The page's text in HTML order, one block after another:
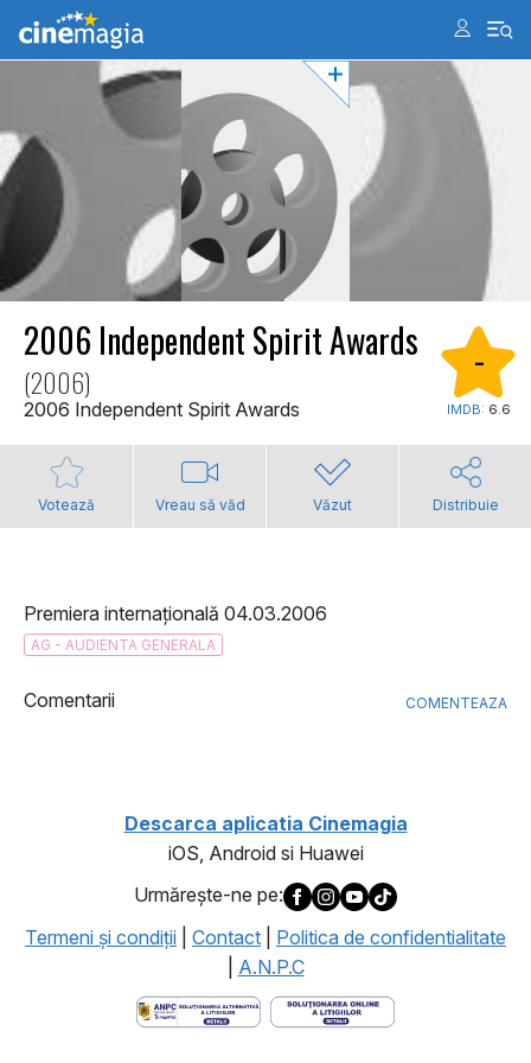
2006 Independent Spirit Awards
(2006)
2006 Independent Spirit Awards
-
IMDB: 6.6
Votează Vreau să văd Văzut Distribuie
Premiera internațională 04.03.2006
AG - AUDIENTA GENERALA
Comentarii COMENTEAZA
Descarca aplicatia Cinemagia
iOS, Android si Huawei
Urmăreşte-ne pe:
Termeni şi condiţii
Contact
Politica de confidentialitate
A.N.P.C